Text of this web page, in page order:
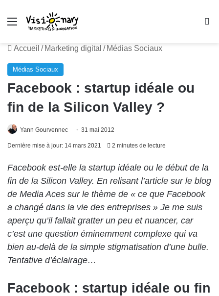
Menu
Accueil / Marketing digital / Médias Sociaux
Médias Sociaux
Facebook : startup idéale ou
fin de la Silicon Valley ?
Yann Gourvennec 31 mai 2012
Dernière mise à jour: 14 mars 2021 2 minutes de lecture
Facebook est-elle la startup idéale ou le début de la
fin de la Silicon Valley. En relisant l’article sur le blog
de Media Aces sur le thème de « ce que Facebook
a changé dans la vie des entreprises » Je me suis
aperçu qu’il fallait gratter un peu et nuancer, car
c’est une question éminemment complexe qui va
bien au-delà de la simple stigmatisation d’une bulle.
Tentative d’éclairage…
Facebook : startup idéale ou fin